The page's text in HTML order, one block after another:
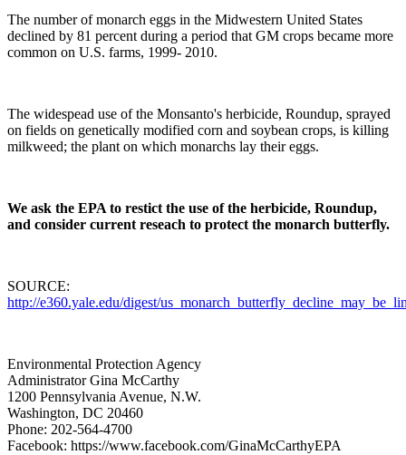
The number of monarch eggs in the Midwestern United States
declined by 81 percent during a period that GM crops became more
common on U.S. farms, 1999- 2010.
The widespead use of the Monsanto's herbicide, Roundup, sprayed
on fields on genetically modified corn and soybean crops, is killing
milkweed; the plant on which monarchs lay their eggs.
We ask the EPA to restict the use of the herbicide, Roundup,
and consider current reseach to protect the monarch butterfly.
SOURCE:
http://e360.yale.edu/digest/
Environmental Protection Agency
Administrator Gina McCarthy
1200 Pennsylvania Avenue, N.W.
Washington, DC 20460
Phone: 202-564-4700
Facebook: https://www.facebook.com/GinaMcCarthyEPA